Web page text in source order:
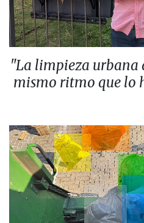
"La limpieza urbana
mismo ritmo que lo